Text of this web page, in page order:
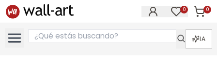
0 0
IA